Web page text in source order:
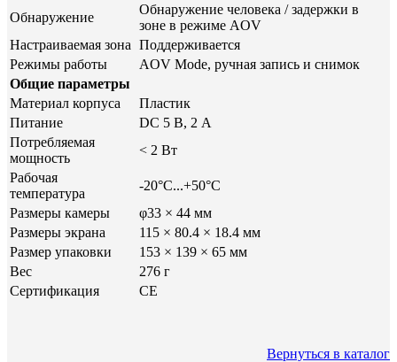
Обнаружение
Обнаружение человека / задержки в
зоне в режиме AOV
Настраиваемая зона Поддерживается
Режимы работы
AOV Mode, ручная запись и снимок
Общие параметры
Материал корпуса
Пластик
Питание
DC 5 В, 2 А
Потребляемая
мощность
< 2 Вт
Рабочая
температура
-20°C...+50°C
Размеры камеры
φ33 × 44 мм
Размеры экрана
115 × 80.4 × 18.4 мм
Размер упаковки
153 × 139 × 65 мм
Вес
276 г
Сертификация
CE
Вернуться в каталог